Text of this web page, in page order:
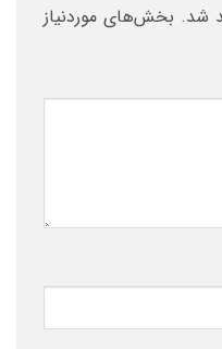
شد. بخش‌های موردنیاز